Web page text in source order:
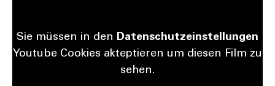
Sie müs­sen in den Daten­schutz­ein­stel­lun­gen
You­tube Coo­kies aktep­tie­ren um die­sen Film zu
sehen.